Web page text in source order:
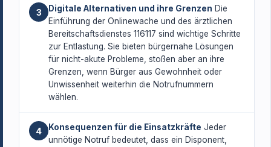
3 Digitale Alternativen und ihre Grenzen Die
Einführung der Onlinewache und des ärztlichen
Bereitschaftsdienstes 116117 sind wichtige Schritte
zur Entlastung. Sie bieten bürgernahe Lösungen
für nicht-akute Probleme, stoßen aber an ihre
Grenzen, wenn Bürger aus Gewohnheit oder
Unwissenheit weiterhin die Notrufnummern
wählen.
4 Konsequenzen für die Einsatzkräfte Jeder
unnötige Notruf bedeutet, dass ein Disponent,